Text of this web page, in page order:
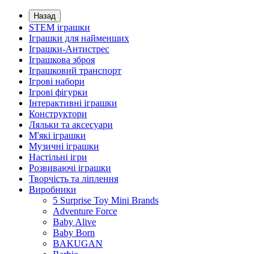
Назад
STEM іграшки
Іграшки для найменших
Іграшки-Антистрес
Іграшкова зброя
Іграшковий транспорт
Ігрові набори
Ігрові фігурки
Інтерактивні іграшки
Конструктори
Ляльки та аксесуари
М'які іграшки
Музичні іграшки
Настільні iгри
Розвиваючі іграшки
Творчість та ліплення
Виробники
5 Surprise Toy Mini Brands
Adventure Force
Baby Alive
Baby Born
BAKUGAN